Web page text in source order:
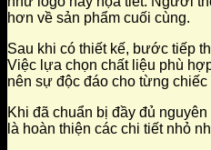
hơn về sản phẩm cuối cùng.
Sau khi có thiết kế, bước tiếp
Việc lựa chọn chất liệu phù
nên sự độc đáo cho từng chiếc
Khi đã chuẩn bị đầy đủ
là hoàn thiện các chi tiết nhỏ